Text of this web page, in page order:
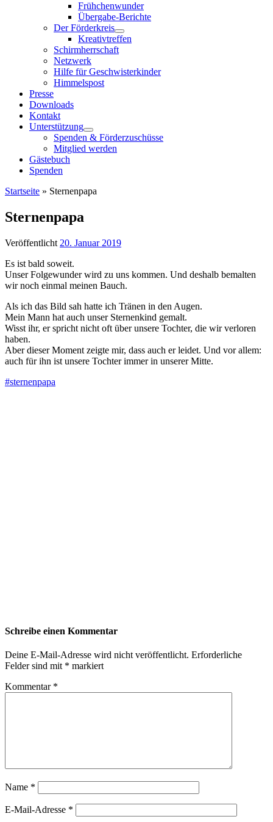
Frühchenwunder
Übergabe-Berichte
Der Förderkreis
Kreativtreffen
Schirmherrschaft
Netzwerk
Hilfe für Geschwisterkinder
Himmelspost
Presse
Downloads
Kontakt
Unterstützung
Spenden & Förderzuschüsse
Mitglied werden
Gästebuch
Spenden
Startseite » Sternenpapa
Sternenpapa
Veröffentlicht 20. Januar 2019
Es ist bald soweit.
Unser Folgewunder wird zu uns kommen. Und deshalb bemalten
wir noch einmal meinen Bauch.
Als ich das Bild sah hatte ich Tränen in den Augen.
Mein Mann hat auch unser Sternenkind gemalt.
Wisst ihr, er spricht nicht oft über unsere Tochter, die wir verloren
haben.
Aber dieser Moment zeigte mir, dass auch er leidet. Und vor allem:
auch für ihn ist unsere Tochter immer in unserer Mitte.
#sternenpapa
Schreibe einen Kommentar
Deine E-Mail-Adresse wird nicht veröffentlicht. Erforderliche
Felder sind mit * markiert
Kommentar *
Name *
E-Mail-Adresse *